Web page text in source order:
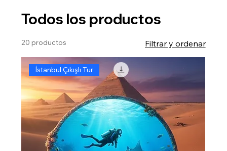
Todos los productos
20 productos Filtrar y ordenar
İstanbul Çıkışlı Tur